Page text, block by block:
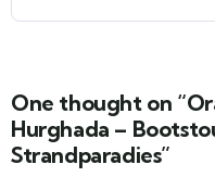
One thought on
Hurghada –
Strandparadies”